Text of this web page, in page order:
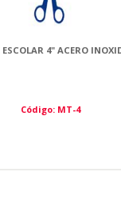
ESCOLAR 4" ACERO
Código: MT-4